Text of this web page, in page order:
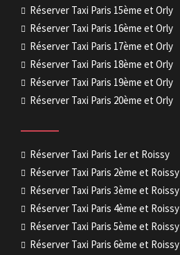
Réserver Taxi Paris 15ème et Orly
Réserver Taxi Paris 16ème et Orly
Réserver Taxi Paris 17ème et Orly
Réserver Taxi Paris 18ème et Orly
Réserver Taxi Paris 19ème et Orly
Réserver Taxi Paris 20ème et Orly
Réserver Taxi Paris 1er et Roissy
Réserver Taxi Paris 2ème et Roissy
Réserver Taxi Paris 3ème et Roissy
Réserver Taxi Paris 4ème et Roissy
Réserver Taxi Paris 5ème et Roissy
Réserver Taxi Paris 6ème et Roissy